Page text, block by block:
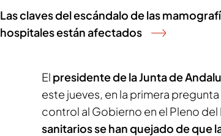
Las claves del escándalo de las
hospitales están afectados
El presidente de la Junta de
este jueves, en la primera
control al Gobierno en el Pleno del
sanitarios se han quejado de que